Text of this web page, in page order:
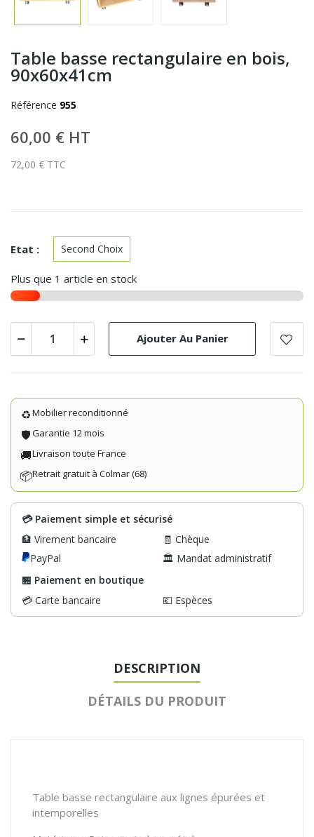
Table basse rectangulaire en bois,
90x60x41cm
Référence 955
60,00 € HT
72,00 € TTC
Etat : Second Choix
Plus que 1 article en stock
Ajouter Au Panier
♻️Mobilier reconditionné
🛡️Garantie 12 mois
🚚Livraison toute France
📦Retrait gratuit à Colmar (68)
💳 Paiement simple et sécurisé
🏦 Virement bancaire
🧾 Chèque
PayPal
🏛️ Mandat administratif
🏪 Paiement en boutique
💳 Carte bancaire
💶 Espèces
DESCRIPTION
DÉTAILS DU PRODUIT
Table basse rectangulaire aux lignes épurées et
intemporelles